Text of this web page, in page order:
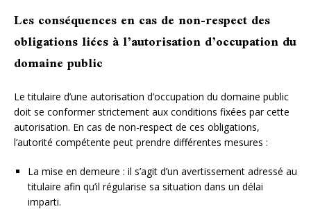
Les conséquences en cas de non-respect des
obligations liées à l’autorisation d’occupation du
domaine public
Le titulaire d’une autorisation d’occupation du domaine public
doit se conformer strictement aux conditions fixées par cette
autorisation. En cas de non-respect de ces obligations,
l’autorité compétente peut prendre différentes mesures :
La mise en demeure : il s’agit d’un avertissement adressé au
titulaire afin qu’il régularise sa situation dans un délai
imparti.